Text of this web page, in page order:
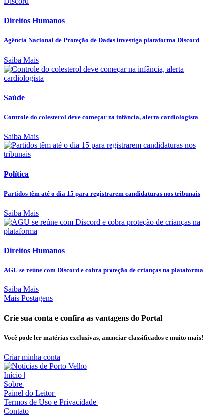
Direitos Humanos
Agência Nacional de Proteção de Dados investiga plataforma Discord
Saiba Mais
Saúde
Controle do colesterol deve começar na infância, alerta cardiologista
Saiba Mais
Política
Partidos têm até o dia 15 para registrarem candidaturas nos tribunais
Saiba Mais
Direitos Humanos
AGU se reúne com Discord e cobra proteção de crianças na plataforma
Saiba Mais
Mais Postagens
Crie sua conta e confira as vantagens do Portal
Você pode ler matérias exclusivas, anunciar classificados e muito mais!
Criar minha conta
Início |
Sobre |
Painel do Leitor |
Termos de Uso e Privacidade |
Contato